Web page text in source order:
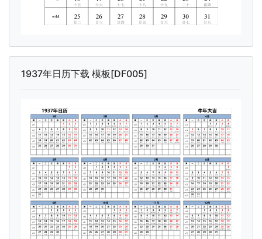
1937年日历下载 模板[DF005]